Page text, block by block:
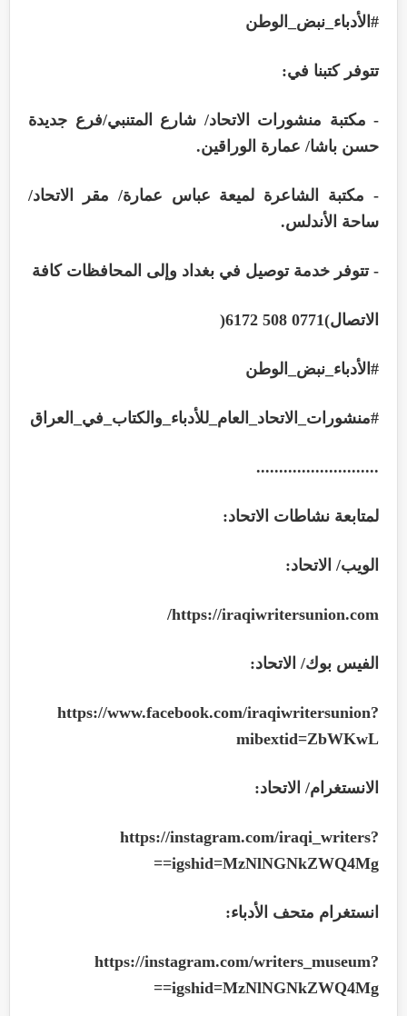
#الأدباء_نبض_الوطن
تتوفر كتبنا في:
- مكتبة منشورات الاتحاد/ شارع المتنبي/فرع جديدة
حسن باشا/ عمارة الوراقين.
- مكتبة الشاعرة لميعة عباس عمارة/ مقر الاتحاد/
ساحة الأندلس.
- تتوفر خدمة توصيل في بغداد وإلى المحافظات كافة
الاتصال‏)0771
508
6172‏
)
#الأدباء_نبض_الوطن
#منشورات_الاتحاد_العام_للأدباء_والكتاب_في_العراق
...........................
لمتابعة نشاطات الاتحاد:
الويب/ الاتحاد:
https://iraqiwritersunion.com
/
الفيس بوك/ الاتحاد:
https://www.facebook.com/iraqiwritersunion?
mibextid=ZbWKwL
الانستغرام/ الاتحاد:
https://instagram.com/iraqi_writers?
igshid=MzNlNGNkZWQ4Mg
==
انستغرام متحف الأدباء:
https://instagram.com/writers_museum?
igshid=MzNlNGNkZWQ4Mg
==